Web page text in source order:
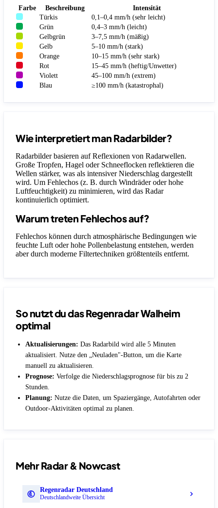
Farbe Beschreibung
Intensität
Türkis
0,1–0,4 mm/h (sehr leicht)
Grün
0,4–3 mm/h (leicht)
Gelbgrün
3–7,5 mm/h (mäßig)
Gelb
5–10 mm/h (stark)
Orange
10–15 mm/h (sehr stark)
Rot
15–45 mm/h (heftig/Unwetter)
Violett
45–100 mm/h (extrem)
Blau
≥100 mm/h (katastrophal)
Wie interpretiert man Radarbilder?
Radarbilder basieren auf Reflexionen von Radarwellen.
Große Tropfen, Hagel oder Schneeflocken reflektieren die
Wellen stärker, was als intensiver Niederschlag dargestellt
wird. Um Fehlechos (z. B. durch Windräder oder hohe
Luftfeuchtigkeit) zu minimieren, wird das Radar
kontinuierlich optimiert.
Warum treten Fehlechos auf?
Fehlechos können durch atmosphärische Bedingungen wie
feuchte Luft oder hohe Pollenbelastung entstehen, werden
aber durch moderne Filtertechniken größtenteils entfernt.
So nutzt du das Regenradar Walheim
optimal
Aktualisierungen: Das Radarbild wird alle 5 Minuten
aktualisiert. Nutze den „Neuladen"-Button, um die Karte
manuell zu aktualisieren.
Prognose: Verfolge die Niederschlagsprognose für bis zu 2
Stunden.
Planung: Nutze die Daten, um Spaziergänge, Autofahrten oder
Outdoor-Aktivitäten optimal zu planen.
Mehr Radar & Nowcast
Regenradar Deutschland
Deutschlandweite Übersicht